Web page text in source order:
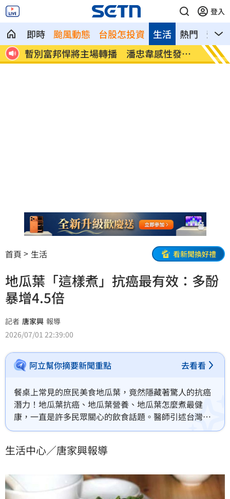
登入
即時 颱風動態 台股怎投資 熱門 影音
生活
暫別富邦悍將主場轉播 潘忠韋感性發聲
了
白海
首頁 生活 看新聞換好禮
地瓜葉「這樣煮」抗癌最有效：多酚
暴增4.5倍
記者 唐家興 報導
2026/07/01 22:39:00
阿立幫你摘要新聞重點 去看看
餐桌上常見的庶民美食地瓜葉，竟然隱藏著驚人的抗癌
潛力！地瓜葉抗癌、地瓜葉營養、地瓜葉怎麼煮最健
康，一直是許多民眾關心的飲食話題。醫師引述台灣及
國際研究指出，地瓜葉富含多酚、維生素A、維生素C及
水快蒸」方式烹調，不僅能減少營養流失，總多酚含量
（記者唐家興）
生活中心／唐家興報導